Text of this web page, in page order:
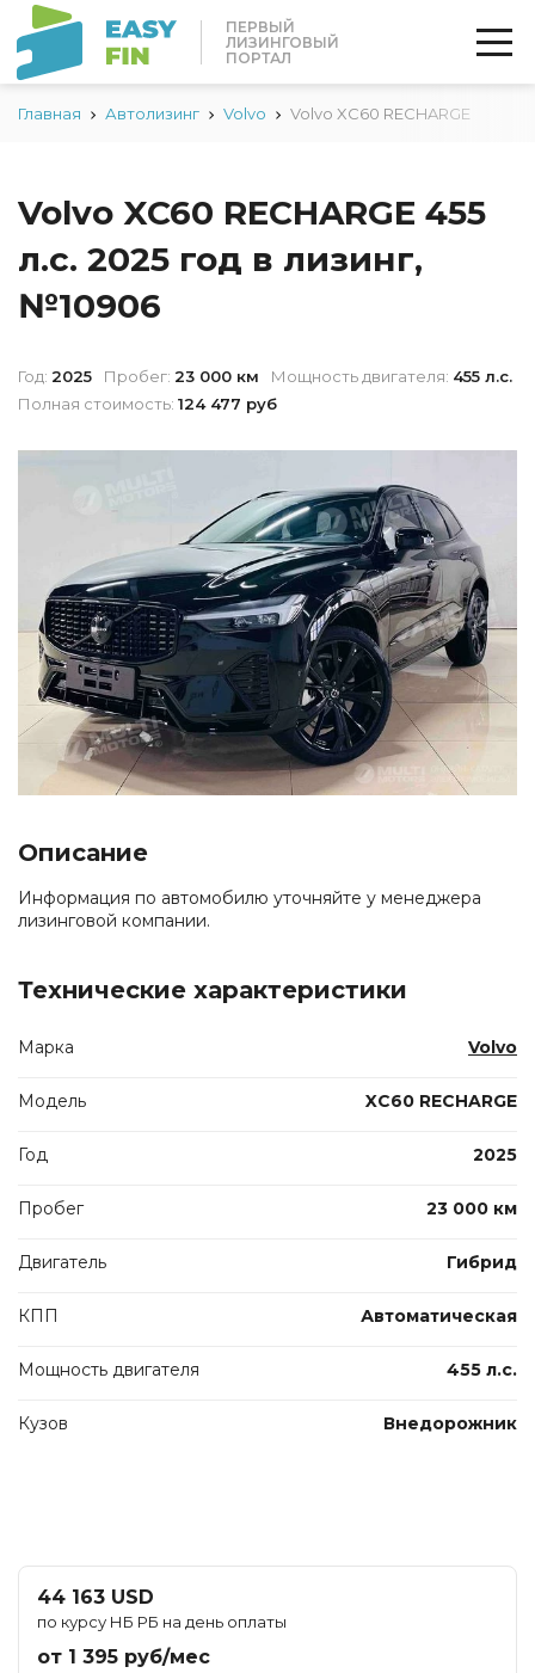
ПЕРВЫЙ
ЛИЗИНГОВЫЙ
ПОРТАЛ
Главная Автолизинг Volvo Volvo XC60 RECHARGE
Volvo XC60 RECHARGE 455
л.с. 2025 год в лизинг,
№10906
Год: 2025 Пробег: 23 000 км Мощность двигателя: 455 л.с.
Полная стоимость: 124 477 руб
Описание
Информация по автомобилю уточняйте у менеджера
лизинговой компании.
Технические характеристики
Марка Volvo
Модель XC60 RECHARGE
Год 2025
Пробег 23 000 км
Двигатель Гибрид
КПП Автоматическая
Мощность двигателя 455 л.с.
Кузов Внедорожник
44 163 USD
по курсу НБ РБ на день оплаты
от 1 395 руб/мес